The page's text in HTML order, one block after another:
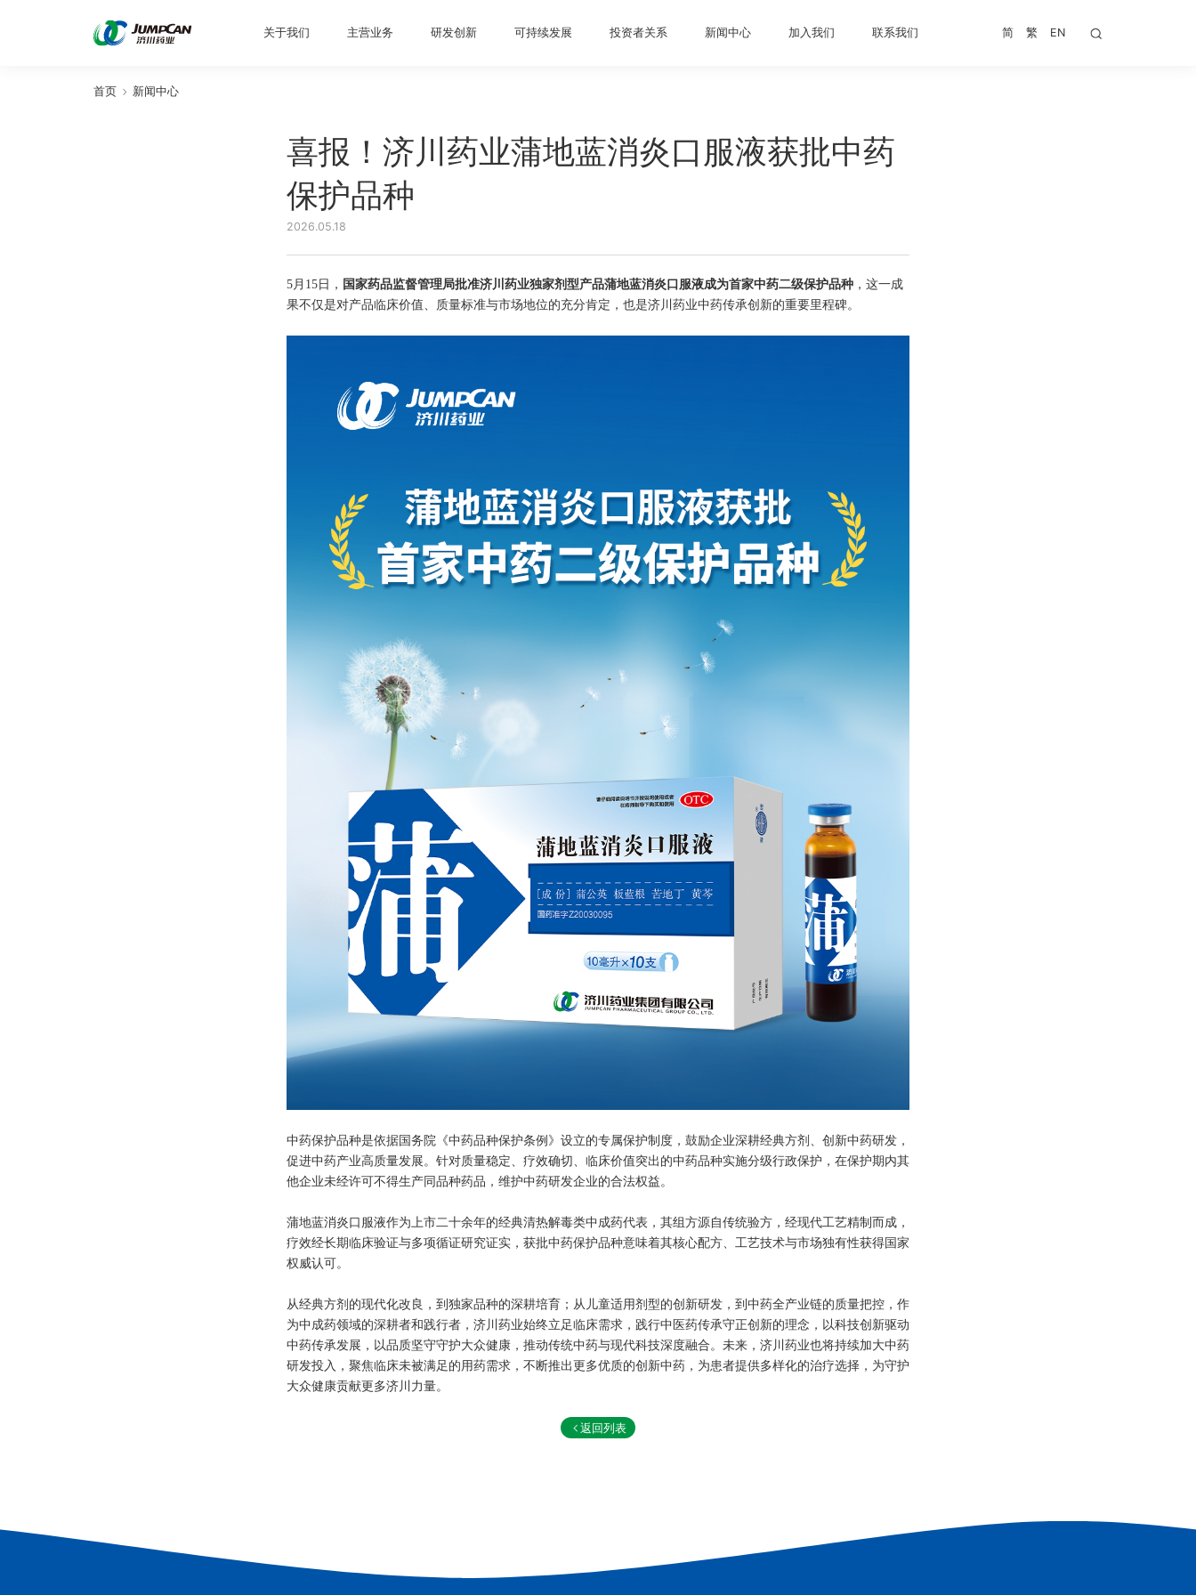
关于我们 主营业务 研发创新 可持续发展 投资者关系 新闻中心 加入我们 联系我们 简 繁 EN
首页 新闻中心
喜报！济川药业蒲地蓝消炎口服液获批中药
保护品种
2026.05.18
5月15日， 国家药品监督管理局批准济川药业独家剂型产品蒲地蓝消炎口服液成为首家中药二级保护品种，这一成
果不仅是对产品临床价值、质量标准与市场地位的充分肯定，也是济川药业中药传承创新的重要里程碑。
中药保护品种是依据国务院《中药品种保护条例》设立的专属保护制度，鼓励企业深耕经典方剂、创新中药研发，
促进中药产业高质量发展。针对质量稳定、疗效确切、临床价值突出的中药品种实施分级行政保护，在保护期内其
他企业未经许可不得生产同品种药品，维护中药研发企业的合法权益。
蒲地蓝消炎口服液作为上市二十余年的经典清热解毒类中成药代表，其组方源自传统验方，经现代工艺精制而成，
疗效经长期临床验证与多项循证研究证实，获批中药保护品种意味着其核心配方、工艺技术与市场独有性获得国家
权威认可。
从经典方剂的现代化改良，到独家品种的深耕培育；从儿童适用剂型的创新研发，到中药全产业链的质量把控，作
为中成药领域的深耕者和践行者，济川药业始终立足临床需求，践行中医药传承守正创新的理念，以科技创新驱动
中药传承发展，以品质坚守守护大众健康，推动传统中药与现代科技深度融合。未来，济川药业也将持续加大中药
研发投入，聚焦临床未被满足的用药需求，不断推出更多优质的创新中药，为患者提供多样化的治疗选择，为守护
大众健康贡献更多济川力量。
返回列表